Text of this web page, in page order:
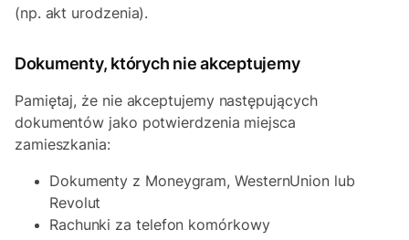
(np. akt urodzenia).
Dokumenty, których nie akceptujemy
Pamiętaj, że nie akceptujemy następujących
dokumentów jako potwierdzenia miejsca
zamieszkania:
Dokumenty z Moneygram, WesternUnion lub
Revolut
Rachunki za telefon komórkowy